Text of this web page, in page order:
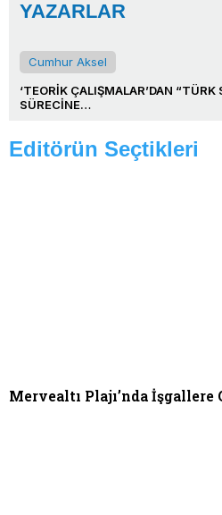
YAZARLAR
Cumhur Aksel
‘TEORİK ÇALIŞMALAR’DAN
SÜRECİNE…
Editörün Seçtikleri
Mervealtı Plajı’nda İşgallere